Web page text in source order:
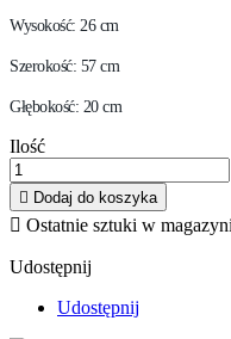
Wysokość: 26 cm
Szerokość: 57 cm
Głębokość: 20 cm
Ilość
 Dodaj do koszyka
 Ostatnie sztuki w
Udostępnij
Udostępnij